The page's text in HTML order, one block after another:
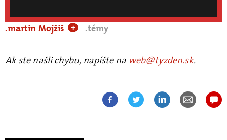
.martin Mojžiš + .témy
Ak ste našli chybu, napíšte na web@tyzden.sk.